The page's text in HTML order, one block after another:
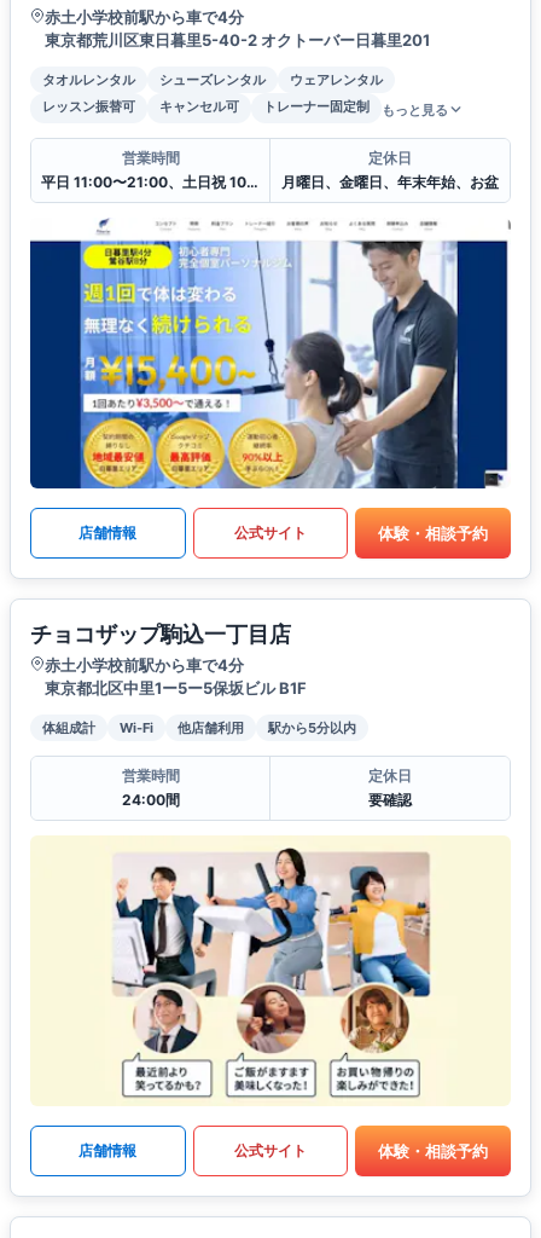
赤土小学校前駅から車で4分
東京都荒川区東日暮里5-40-2 オクトーバー日暮里201
タオルレンタル シューズレンタル
ウェアレンタル
レッスン振替可
キャンセル可 トレーナー固定制 もっと見る
営業時間
平日 11:00〜21:00、土日祝 10:00〜20:00
定休日
月曜日、金曜日、年末年始、お盆
店舗情報 公式サイト 体験・相談予約
チョコザップ駒込一丁目店
赤土小学校前駅から車で4分
東京都北区中里1ー5ー5保坂ビル B1F
体組成計 Wi-Fi 他店舗利用 駅から5分以内
営業時間
24:00間
定休日
要確認
店舗情報 公式サイト 体験・相談予約